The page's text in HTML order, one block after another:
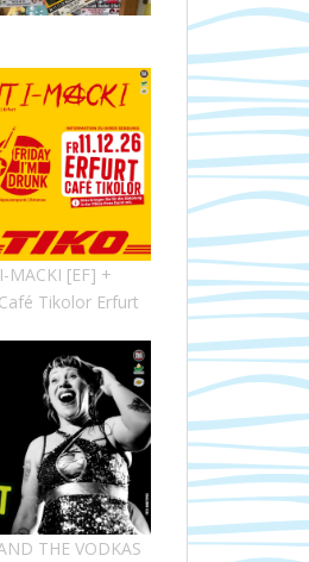
MACKI [EF] +
Tikolor Erfurt
THE VODKAS